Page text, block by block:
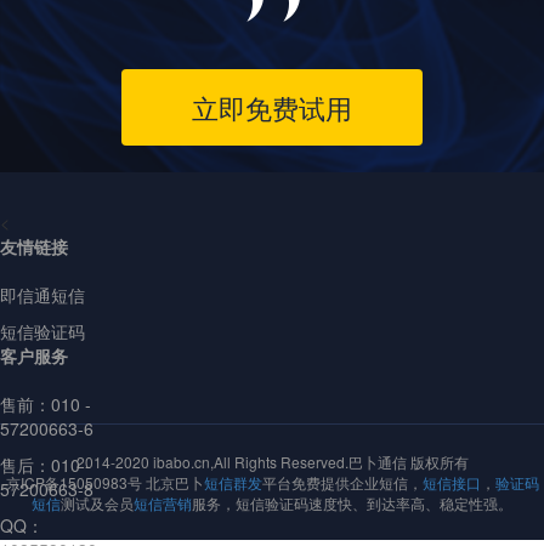
立即免费试用
<
友情链接
即信通短信
短信验证码
客户服务
售前： 010 -
57200663-6
售后：010 -
57200663-8
QQ：
2014-2020 ibabo.cn,All Rights Reserved.巴卜通信 版权所有
京ICP备15050983号 北京巴卜短信群发平台免费提供企业短信， 短信接口 ， 验证码
短信测试及会员短信营销服务，短信验证码速度快、到达率高、稳定性强。